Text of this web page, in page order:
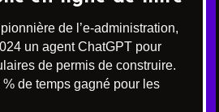
pionnière de l’e-administration,
un agent ChatGPT pour
de permis de construire.
de temps gagné pour les